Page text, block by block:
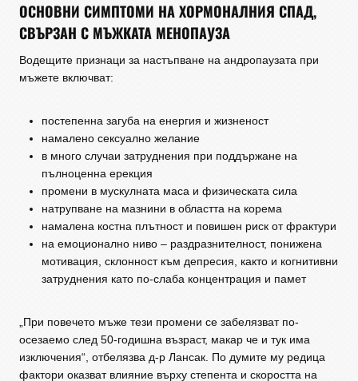
ОСНОВНИ СИМПТОМИ НА ХОРМОНАЛНИЯ СПАД,
СВЪРЗАН С МЪЖКАТА МЕНОПАУЗА
Водещите признаци за настъпване на андропаузата при
мъжете включват:
постепенна загуба на енергия и жизненост
намалено сексуално желание
в много случаи затруднения при поддържане на
пълноценна ерекция
промени в мускулната маса и физическата сила
натрупване на мазнини в областта на корема
намалена костна плътност и повишен риск от фрактури
на емоционално ниво – раздразнителност, понижена
мотивация, склонност към депресия, както и когнитивни
затруднения като по-слаба концентрация и памет
„При повечето мъже тези промени се забелязват по-
осезаемо след 50-годишна възраст, макар че и тук има
изключения“, отбелязва д-р Лансак. По думите му редица
фактори оказват влияние върху степента и скоростта на